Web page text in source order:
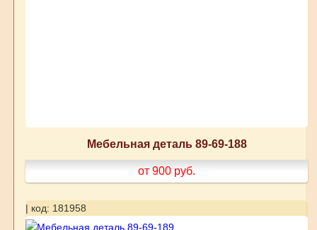
Мебельная деталь 89-69-188
от 900 руб.
| код: 181958